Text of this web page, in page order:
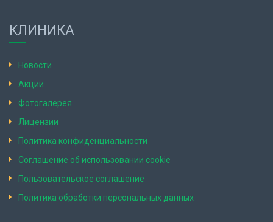
КЛИНИКА
Новости
Акции
Фотогалерея
Лицензии
Политика конфиденциальности
Соглашение об использовании cookie
Пользовательское соглашение
Политика обработки персональных данных